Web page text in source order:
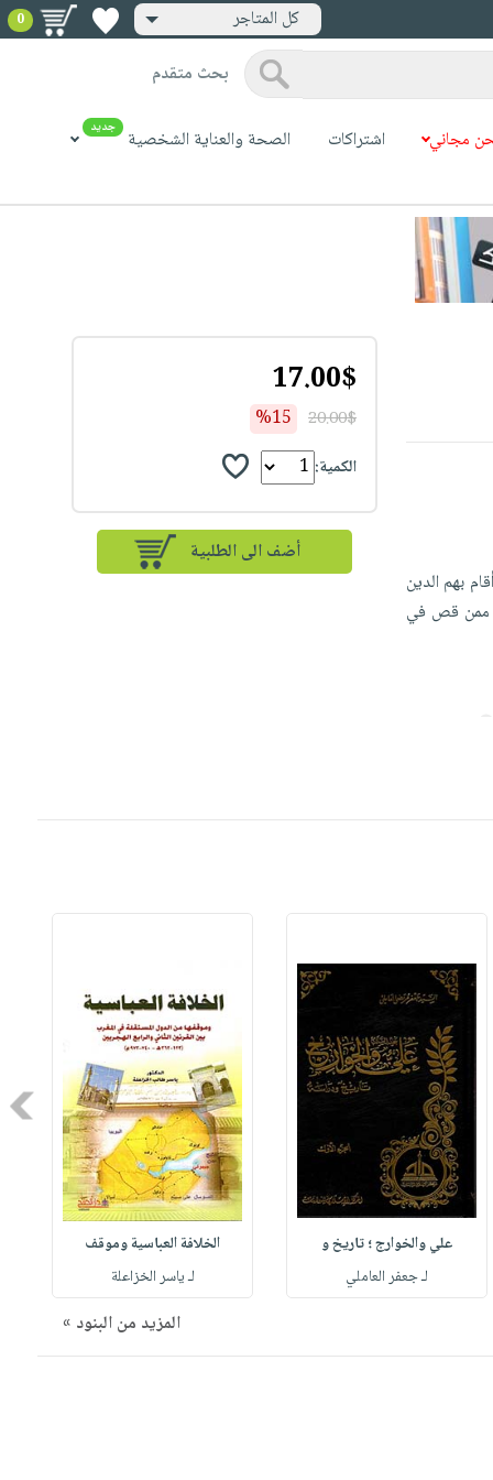
كل المتاجر 0
بحث متقدم
مجاني اشتراكات الصحة والعناية الشخصية جديد
بهم الدين
ممن قص في
17.00$
20.00$
%15
الكمية:
أضف الى الطلبية
علي والخوارج ؛ تاريخ و
لـ جعفر العاملي
الخلافة العباسية وموقف
لـ ياسر الخزاعلة
المزيد من البنود »